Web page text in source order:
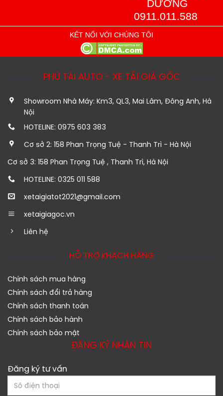
DƯỠNG
0911.011.588
KẾT NỐI VỚI CHÚNG TÔI
PHÚ TÀI AUTO - XE TẢI GIÁ GỐC
Showroom Nhà Máy: Km3, QL3, Mai Lâm, Đông Anh, Hà
Nội
HOTELINE: 0975 603 383
Cơ sở 2: 158 Phan Trọng Tuệ - Thanh Trì - Hà Nội
Cơ sở 3: 158 Phan Trọng Tuệ , Thanh Trì, Hà Nội
HOTELINE: 0325 011 588
xetaigiatot2021@gmail.com
xetaigiagoc.vn
Liên hệ
HỖ TRỢ KHÁCH HÀNG
Chính sách mua hàng
Chính sách đổi trả hàng
Chính sách thanh toán
Chính sách bảo hành
Chính sách bảo mật
ĐĂNG KÝ NHẬN TIN
Đăng ký tư vấn